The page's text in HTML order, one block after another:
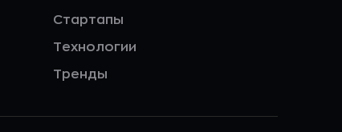
Стартапы
Технологии
Тренды